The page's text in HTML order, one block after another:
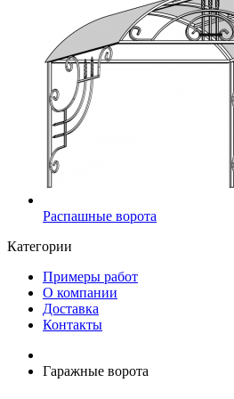
Распашные ворота
Категории
Примеры работ
О компании
Доставка
Контакты
Гаражные ворота